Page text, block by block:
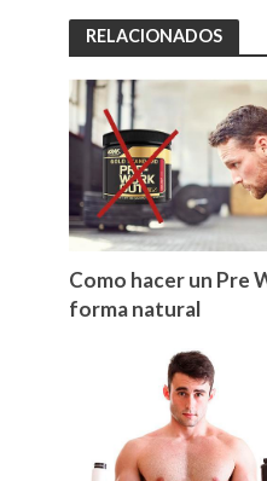
RELACIONADOS
Como hacer un Pre
forma natural